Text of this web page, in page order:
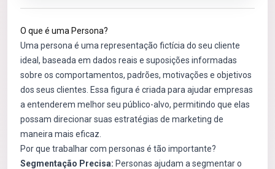
O que é uma Persona?
Uma persona é uma representação fictícia do seu cliente
ideal, baseada em dados reais e suposições informadas
sobre os comportamentos, padrões, motivações e objetivos
dos seus clientes. Essa figura é criada para ajudar empresas
a entenderem melhor seu público-alvo, permitindo que elas
possam direcionar suas estratégias de marketing de
maneira mais eficaz.
Por que trabalhar com personas é tão importante?
Segmentação Precisa: Personas ajudam a segmentar o